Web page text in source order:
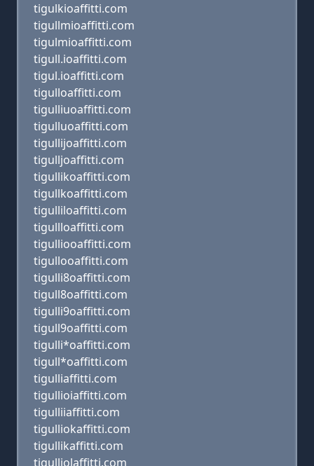
tigulkioaffitti.com
tigullmioaffitti.com
tigulmioaffitti.com
tigull.ioaffitti.com
tigul.ioaffitti.com
tigulloaffitti.com
tigulliuoaffitti.com
tigulluoaffitti.com
tigullijoaffitti.com
tigulljoaffitti.com
tigullikoaffitti.com
tigullkoaffitti.com
tigulliloaffitti.com
tigullloaffitti.com
tigulliooaffitti.com
tigullooaffitti.com
tigulli8oaffitti.com
tigull8oaffitti.com
tigulli9oaffitti.com
tigull9oaffitti.com
tigulli*oaffitti.com
tigull*oaffitti.com
tigulliaffitti.com
tigullioiaffitti.com
tigulliiaffitti.com
tigulliokaffitti.com
tigullikaffitti.com
tigulliolaffitti.com